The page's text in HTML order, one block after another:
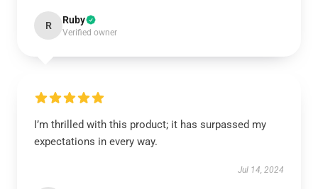
R Ruby
Verified owner
I’m thrilled with this product; it has surpassed my
expectations in every way.
Jul 14, 2024